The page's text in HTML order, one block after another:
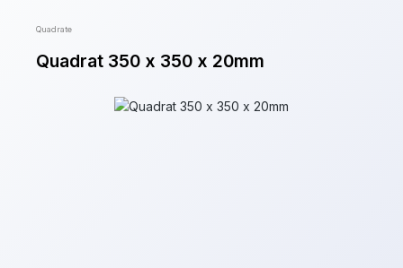
Quadrate
Quadrat 350 x 350 x 20mm
Bildergalerie überspringen